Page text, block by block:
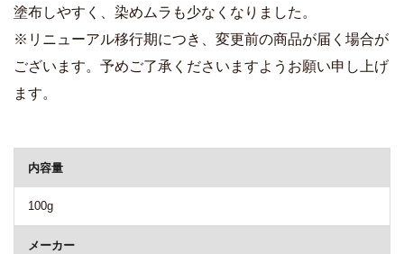
塗布しやすく、染めムラも少なくなりました。
※リニューアル移行期につき、変更前の商品が届く場合が
ございます。予めご了承くださいますようお願い申し上げ
ます。
内容量
100g
メーカー